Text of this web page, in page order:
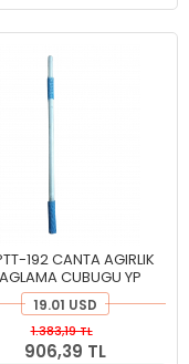
192 CANTA AGIRLIK
CUBUGU YP
19.01 USD
906,39 TL
1.383,19 TL